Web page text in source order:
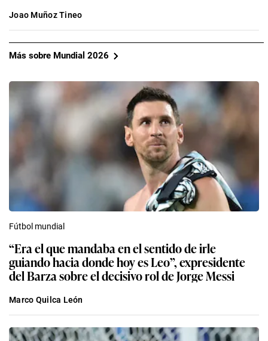
Joao Muñoz Tineo
Más sobre Mundial 2026
Fútbol mundial
“Era el que mandaba en el sentido de irle
guiando hacia donde hoy es Leo”, expresidente
del Barza sobre el decisivo rol de Jorge Messi
Marco Quilca León